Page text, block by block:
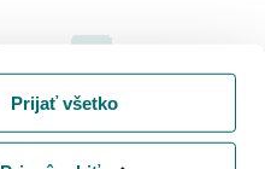
Prijať všetko